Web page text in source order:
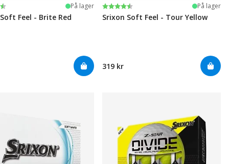
mulige På lager
Feel - Brite Red
Karakter:
4.5 av 5 mulige På lager
Srixon Soft Feel - Tour Yellow
319 kr